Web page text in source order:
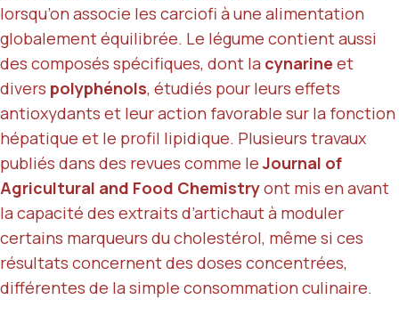
lorsqu’on associe les carciofi à une alimentation
globalement équilibrée. Le légume contient aussi
des composés spécifiques, dont la cynarine et
divers polyphénols, étudiés pour leurs effets
antioxydants et leur action favorable sur la fonction
hépatique et le profil lipidique. Plusieurs travaux
publiés dans des revues comme leJournal of
Agricultural and Food Chemistryont mis en avant
la capacité des extraits d’artichaut à moduler
certains marqueurs du cholestérol, même si ces
résultats concernent des doses concentrées,
différentes de la simple consommation culinaire.